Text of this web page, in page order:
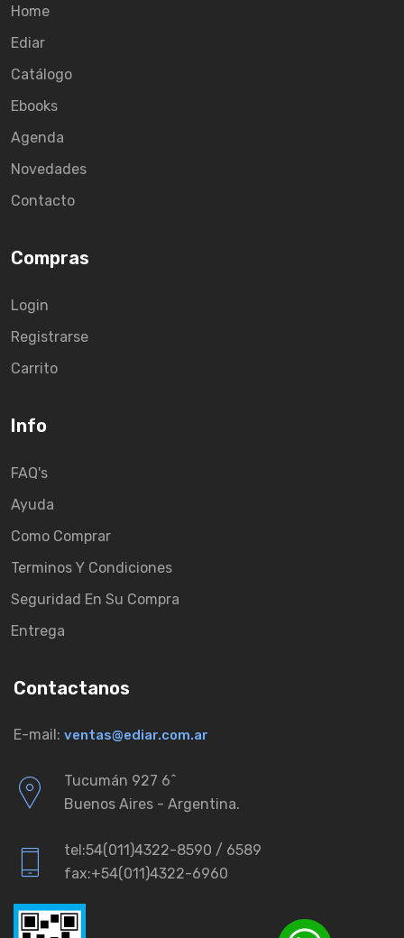
Home
Ediar
Catálogo
Ebooks
Agenda
Novedades
Contacto
Compras
Login
Registrarse
Carrito
Info
FAQ's
Ayuda
Como Comprar
Terminos Y Condiciones
Seguridad En Su Compra
Entrega
Contactanos
E-mail: ventas@ediar.com.ar
Tucumán 927 6ˆ
Buenos Aires - Argentina.
tel:54(011)4322-8590 / 6589
fax:+54(011)4322-6960